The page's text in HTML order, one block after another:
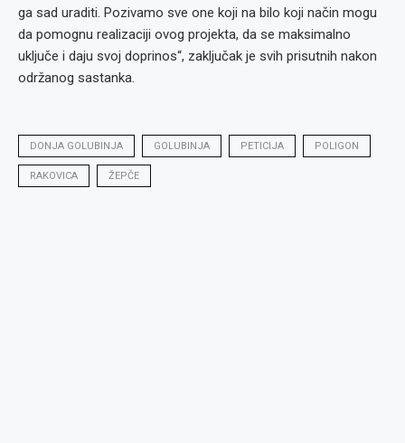
ga sad uraditi. Pozivamo sve one koji na bilo koji način mogu
da pomognu realizaciji ovog projekta, da se maksimalno
uključe i daju svoj doprinos“, zaključak je svih prisutnih nakon
održanog sastanka.
DONJA GOLUBINJA GOLUBINJA PETICIJA POLIGON
RAKOVICA ŽEPČE